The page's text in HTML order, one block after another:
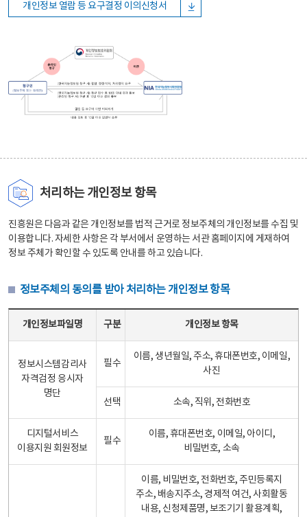
개인정보 열람 등 요구결정 이의신청서
처리하는 개인정보 항목
진흥원은 다음과 같은 개인정보를 법적 근거로 정보주체의 개인정보를 수집 및
이용합니다. 자세한 사항은 각 부서에서 운영하는 서관 홈페이지에 게재하여
정보 주체가 확인할 수 있도록 안내를 하고 있습니다.
정보주체의 동의를 받아 처리하는 개인정보 항목
개인정보파일명 구분 개인정보 항목
정보시스템감리사
자격검정 응시자
명단
필수
이름, 생년월일, 주소, 휴대폰번호, 이메일,
사진
선택 소속, 직위, 전화번호
디지털서비스
이용지원 회원정보
필수
이름, 휴대폰번호, 이메일, 아이디,
비밀번호, 소속
이름, 비밀번호, 전화번호, 주민등록지
주소, 배송지주소, 경제적 여건, 사회활동
내용, 신청제품명, 보조기기 활용계획,